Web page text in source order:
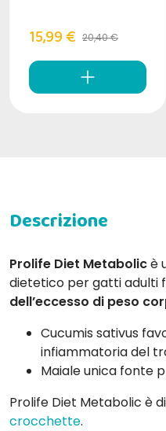
15,99 € 20,40 €
Prolife Diet Metabolicè
dietetico per gatti adulti
dell’eccesso di peso
Cucumis sativus
infiammatoria del
Maiale unica fonte
Prolife Diet Metabolic è
crocchette.